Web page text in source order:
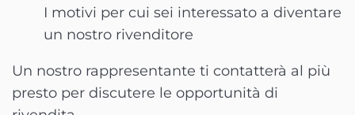
I motivi per cui sei interessato a diventare
un nostro rivenditore
Un nostro rappresentante ti contatterà al più
presto per discutere le opportunità di